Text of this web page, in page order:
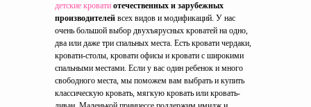
детские кровати отечественных и зарубежных
производителей всех видов и модификаций. У нас
очень большой выбор двухъярусных кроватей на одно,
два или даже три спальных места. Есть кровати чердаки,
кровати-столы, кровати офисы и кровати с широкими
спальными местами. Если у вас один ребенок и много
свободного места, мы поможем вам выбрать и купить
классическую кровать, мягкую кровать или кровать-